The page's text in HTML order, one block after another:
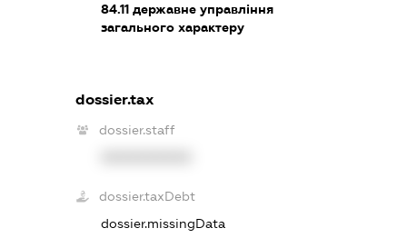
84.11державне управління
загального характеру
dossier.tax
dossier.staff
dossier.taxDebt
dossier.missingData